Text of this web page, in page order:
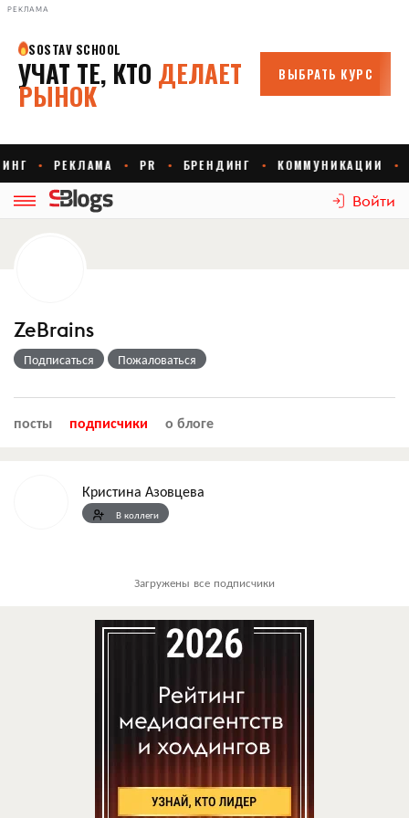
РЕКЛАМА
Войти
ZeBrains
Подписаться Пожаловаться
посты подписчики о блоге
Кристина Азовцева
В коллеги
Загружены все подписчики